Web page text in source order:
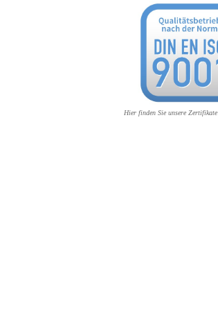
Hier finden Sie unsere Zertifikate